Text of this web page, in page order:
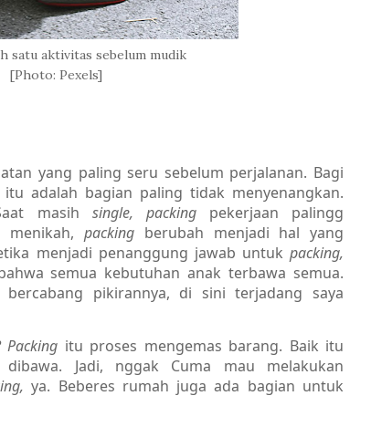
satu aktivitas sebelum mudik
[Photo: Pexels]
yang paling seru sebelum perjalanan. Bagi
itu adalah bagian paling tidak menyenangkan.
masih single, packing pekerjaan palingg
menikah, packing berubah menjadi hal yang
menjadi penanggung jawab untuk packing,
semua kebutuhan anak terbawa semua.
bercabang pikirannya, di sini terjadang saya
Packing itu proses mengemas barang. Baik itu
Jadi, nggak Cuma mau melakukan
ya. Beberes rumah juga ada bagian untuk